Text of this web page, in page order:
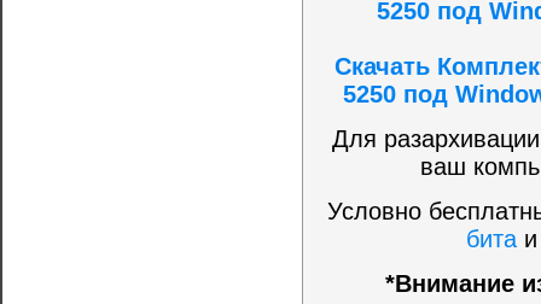
5250 под
Скачать
5250 под
Для
ваш
Условно
бита
*Внимание